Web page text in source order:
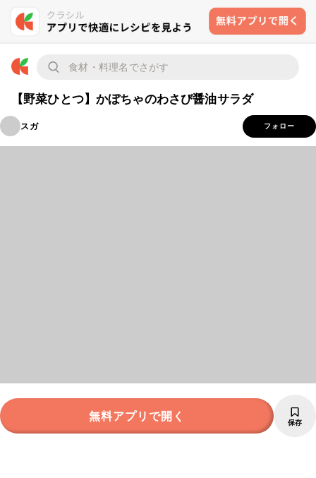
【野菜ひとつ】かぼちゃのわさび醤油サラダ
スガ フォロー
無料アプリで開く 保存